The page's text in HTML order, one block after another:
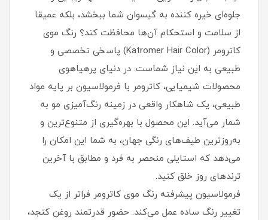
جلوه‌ای خیره‌ کننده به گیسوان شما ببخشد، بلکه عمیقا
از سلامت و استحکام آن‌ها محافظت کند؟ رنگ موی
کاترومر (Katromer Hair Color) پاسخی تخصصی و
طبیعی به این نیاز شماست. در دنیای پرهیاهوی
محصولات شیمیایی، کاترومر با فرمولاسیون بر پایه مواد
طبیعی، یک شاهکار واقعی در زمینه رنگ‌آمیزی مو به
شمار می‌آید. این محصول با بهره‌گیری از متنوع‌ترین و
به‌روزترین طیف‌های رنگی جهان، به شما این امکان را
می‌دهد که استایلی منحصر به فرد و مطابق با آخرین
ترندهای روز خلق کنید.
فرمولاسیون پیشرفته رنگ موی کاترومر فراتر از یک
تغییر رنگ ساده عمل می‌کند. حضور قدرتمند روغن کنجد،